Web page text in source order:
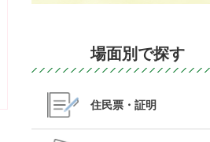
場面別で探す
住民票・証明